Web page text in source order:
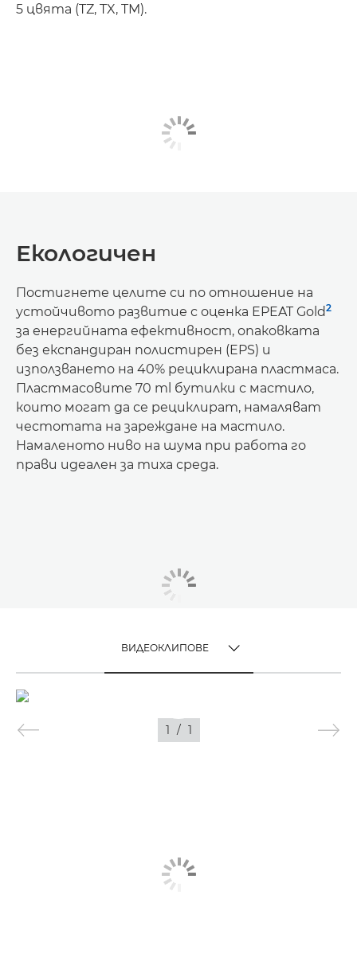
5 цвята (TZ, TX, TM).
Екологичен
Постигнете целите си по отношение на
устойчивото развитие с оценка EPEAT Gold2
за енергийната ефективност, опаковката
без експандиран полистирен (EPS) и
използването на 40% рециклирана пластмаса.
Пластмасовите 70 ml бутилки с мастило,
които могат да се рециклират, намаляват
честотата на зареждане на мастило.
Намаленото ниво на шума при работа го
прави идеален за тиха среда.
ВИДЕОКЛИПОВЕ
ИЗОБРАЖЕНИЯ
1 / 1